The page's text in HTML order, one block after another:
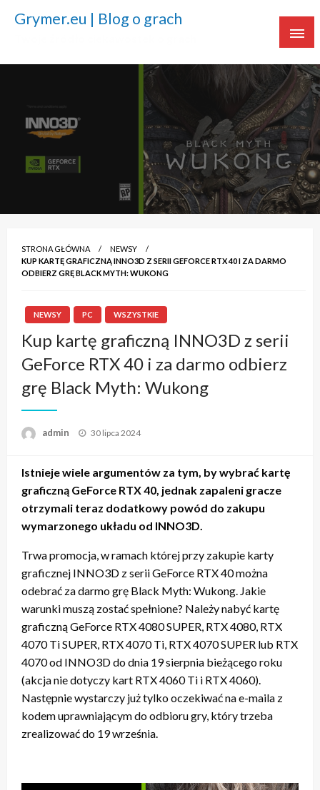
Grymer.eu | Blog o grach
STRONA GŁÓWNA
NEWSY
KUP KARTĘ GRAFICZNĄ INNO3D Z SERII GEFORCE RTX 40 I ZA DARMO
ODBIERZ GRĘ BLACK MYTH: WUKONG
NEWSY PC WSZYSTKIE
Kup kartę graficzną INNO3D z serii
GeForce RTX 40 i za darmo odbierz
grę Black Myth: Wukong
admin Napisano
30 lipca 2024
Istnieje wiele argumentów za tym, by wybrać kartę
graficzną GeForce RTX 40, jednak zapaleni gracze
otrzymali teraz dodatkowy powód do zakupu
wymarzonego układu od INNO3D.
Trwa promocja, w ramach której przy zakupie karty
graficznej INNO3D z serii GeForce RTX 40 można
odebrać za darmo grę Black Myth: Wukong. Jakie
warunki muszą zostać spełnione? Należy nabyć kartę
graficzną GeForce RTX 4080 SUPER, RTX 4080, RTX
4070 Ti SUPER, RTX 4070 Ti, RTX 4070 SUPER lub RTX
4070 od INNO3D do dnia 19 sierpnia bieżącego roku
(akcja nie dotyczy kart RTX 4060 Ti i RTX 4060).
Następnie wystarczy już tylko oczekiwać na e-maila z
kodem uprawniającym do odbioru gry, który trzeba
zrealizować do 19 września.